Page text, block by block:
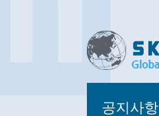
공지사항